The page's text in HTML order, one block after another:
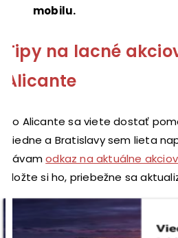
mobilu.
Tipy na lacné
Alicante
Do Alicante sa viete dostať
Viedne a Bratislavy sem lieta
dávamodkaz na aktuálne
uložte si ho, priebežne sa